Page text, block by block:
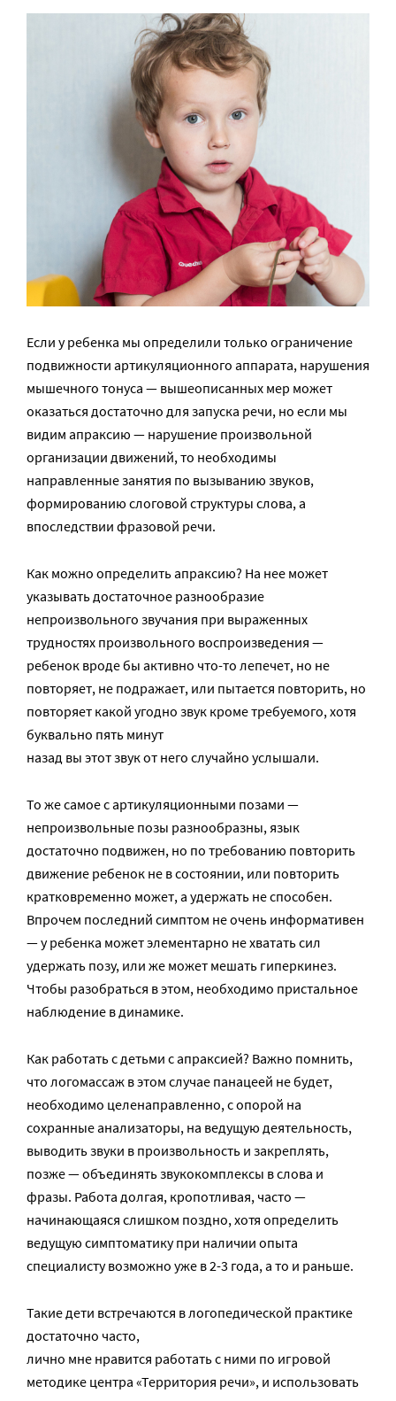
Если у ребенка мы определили только ограничение
подвижности артикуляционного аппарата, нарушения
мышечного тонуса — вышеописанных мер может
оказаться достаточно для запуска речи, но если мы
видим апраксию — нарушение произвольной
организации движений, то необходимы
направленные занятия по вызыванию звуков,
формированию слоговой структуры слова, а
впоследствии фразовой речи.
Как можно определить апраксию? На нее может
указывать достаточное разнообразие
непроизвольного звучания при выраженных
трудностях произвольного воспроизведения —
ребенок вроде бы активно что-то лепечет, но не
повторяет, не подражает, или пытается повторить, но
повторяет какой угодно звук кроме требуемого, хотя
буквально пять минут
назад вы этот звук от него случайно услышали.
То же самое с артикуляционными позами —
непроизвольные позы разнообразны, язык
достаточно подвижен, но по требованию повторить
движение ребенок не в состоянии, или повторить
кратковременно может, а удержать не способен.
Впрочем последний симптом не очень информативен
— у ребенка может элементарно не хватать сил
удержать позу, или же может мешать гиперкинез.
Чтобы разобраться в этом, необходимо пристальное
наблюдение в динамике.
Как работать с детьми с апраксией? Важно помнить,
что логомассаж в этом случае панацеей не будет,
необходимо целенаправленно, с опорой на
сохранные анализаторы, на ведущую деятельность,
выводить звуки в произвольность и закреплять,
позже — объединять звукокомплексы в слова и
фразы. Работа долгая, кропотливая, часто —
начинающаяся слишком поздно, хотя определить
ведущую симптоматику при наличии опыта
специалисту возможно уже в 2-3 года, а то и раньше.
Такие дети встречаются в логопедической практике
достаточно часто,
лично мне нравится работать с ними по игровой
методике центра «Территория речи», и использовать